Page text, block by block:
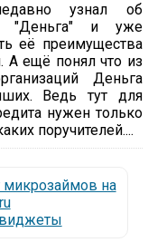
узнал об
"Деньга" и уже
её преимущества
А ещё понял что из
Деньга
Ведь тут для
нужен только
поручителей....